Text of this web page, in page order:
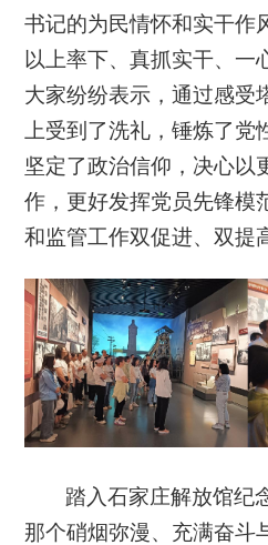
书记的为民情怀和实干作
以上率下、真抓实干、一
大家纷纷表示，通过感受
上受到了洗礼，锤炼了党
坚定了政治信仰，决心以
作，更好发挥党员先锋模
和监管工作双促进、双提
踏入石家庄解放馆纪
那个硝烟弥漫、充满奋斗